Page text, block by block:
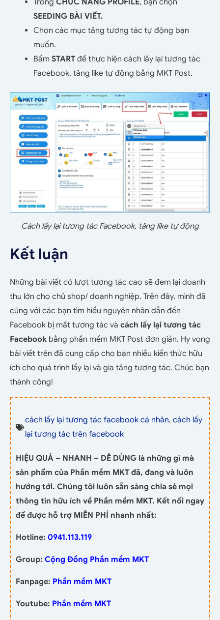
SEEDING BÀI VIẾT.
Chọn các mục tăng tương tác tự động bạn
muốn.
Bấm START để thực hiện cách lấy lại tương tác
Facebook, tăng like tự động bằng MKT Post.
Cách lấy lại tương tác Facebook, tăng like tự động
Kết luận
Những bài viết có lượt tương tác cao sẽ đem lại doanh
thu lớn cho chủ shop/ doanh nghiệp. Trên đây, mình đã
cùng với các bạn tìm hiểu nguyên nhân dẫn đến
Facebook bị mất tương tác và cách lấy lại tương tác
Facebook bằng phần mềm MKT Post đơn giản. Hy vọng
bài viết trên đã cung cấp cho bạn nhiều kiến thức hữu
ích cho quá trình lấy lại và gia tăng tương tác. Chúc bạn
thành công!
cách lấy lại tương tác facebook cá nhân, cách lấy
lại tương tác trên facebook
HIỆU QUẢ – NHANH – DỄ DÙNG là những gì mà
sản phẩm của Phần mềm MKT đã, đang và luôn
hướng tới. Chúng tôi luôn sẵn sàng chia sẻ mọi
thông tin hữu ích về Phần mềm MKT. Kết nối ngay
để được hỗ trợ MIỄN PHÍ nhanh nhất:
Hotline: 0941.113.119
Group: Cộng Đồng Phần mềm MKT
Fanpage: Phần mềm MKT
Youtube: Phần mềm MKT